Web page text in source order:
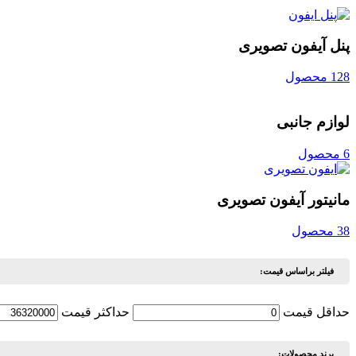
پنل آیفون تصویری
128 محصول
لوازم جانبی
6 محصول
مانیتور آیفون تصویری
38 محصول
فیلتر براساس قیمت:
حداقل قیمت حداكثر قيمت
برند محصولات: